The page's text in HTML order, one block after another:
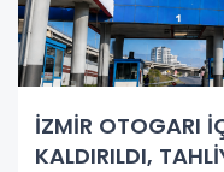
İZMİR OTOGARI
KALDIRILDI,